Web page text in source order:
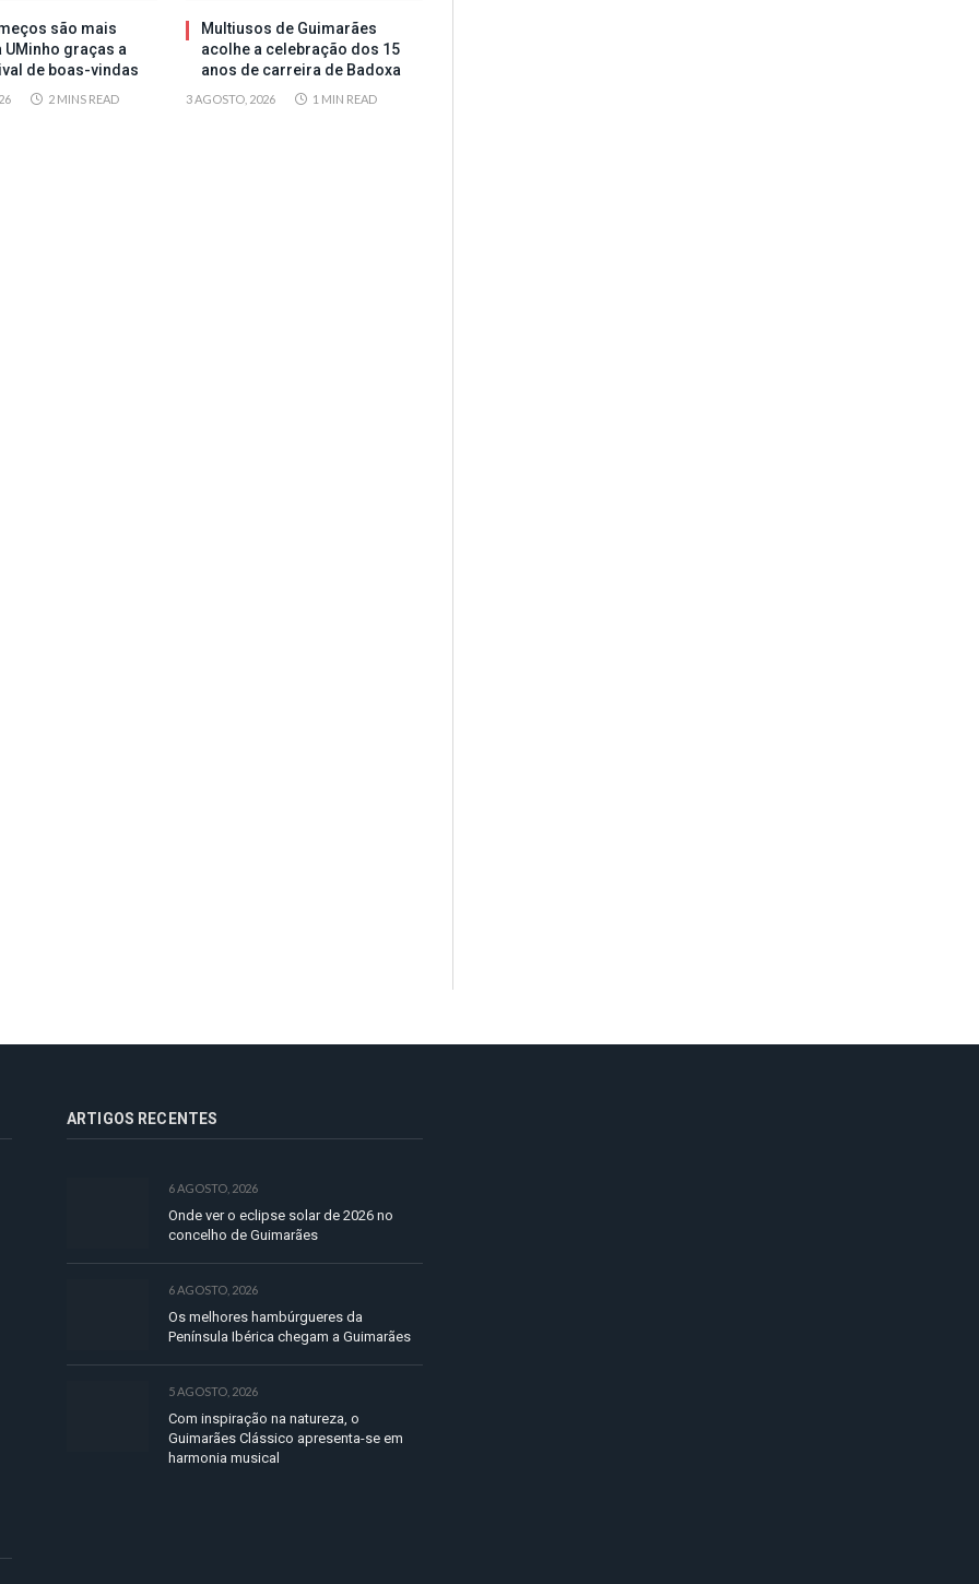
são mais
UMinho graças a
de boas-vindas
2 MINS READ
Multiusos de Guimarães
acolhe a celebração dos 15
anos de carreira de Badoxa
3 AGOSTO, 2026 1 MIN READ
ARTIGOS RECENTES
6 AGOSTO, 2026
Onde ver o eclipse solar de 2026 no
concelho de Guimarães
6 AGOSTO, 2026
Os melhores hambúrgueres da
Península Ibérica chegam a Guimarães
5 AGOSTO, 2026
Com inspiração na natureza, o
Guimarães Clássico apresenta-se em
harmonia musical